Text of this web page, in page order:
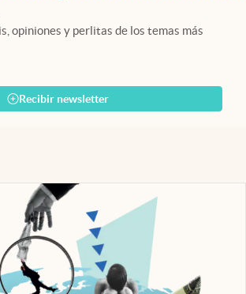
opiniones y perlitas de los temas más
Recibir newsletter